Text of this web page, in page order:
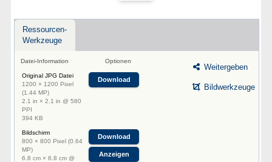
Ressourcen-
Werkzeuge
Datei-Information Optionen
Original JPG Datei
1200 × 1200 Pixel
(1.44 MP)
2.1 in × 2.1 in @ 580
PPI
394 KB
Download
Bildschirm
800 × 800 Pixel (0.64
MP)
6.8 cm × 6.8 cm @
Download
Anzeigen
Weitergeben
Bildwerkzeuge